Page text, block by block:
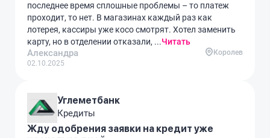
последнее время сплошные проблемы – то платеж
проходит, то нет. В магазинах каждый раз как
лотерея, кассиры уже косо смотрят. Хотел заменить
карту, но в отделении отказали, ...Читать
Александра
02.10.2025
Королев
Углеметбанк
Кредиты
Жду одобрения заявки на кредит уже